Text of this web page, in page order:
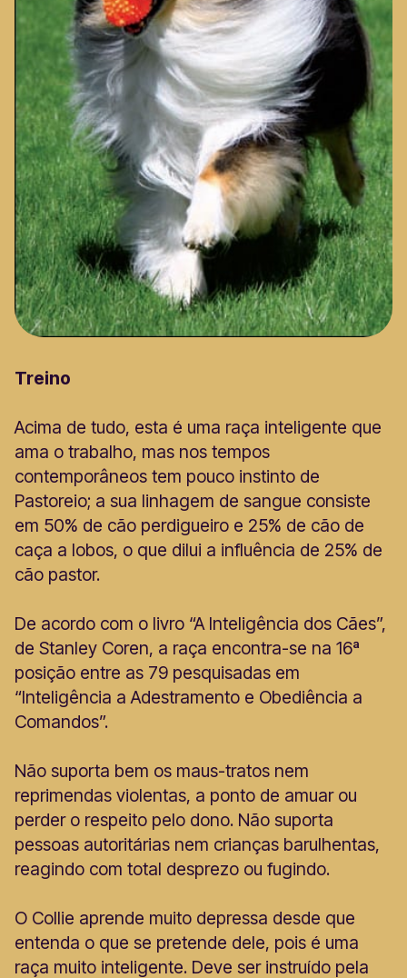
Treino
Acima de tudo, esta é uma raça inteligente que
ama o trabalho, mas nos tempos
contemporâneos tem pouco instinto de
Pastoreio; a sua linhagem de sangue consiste
em 50% de cão perdigueiro e 25% de cão de
caça a lobos, o que dilui a influência de 25% de
cão pastor.
De acordo com o livro “A Inteligência dos Cães”,
de Stanley Coren, a raça encontra-se na 16ª
posição entre as 79 pesquisadas em
“Inteligência a Adestramento e Obediência a
Comandos”.
Não suporta bem os maus-tratos nem
reprimendas violentas, a ponto de amuar ou
perder o respeito pelo dono. Não suporta
pessoas autoritárias nem crianças barulhentas,
reagindo com total desprezo ou fugindo.
O Collie aprende muito depressa desde que
entenda o que se pretende dele, pois é uma
raça muito inteligente. Deve ser instruído pela